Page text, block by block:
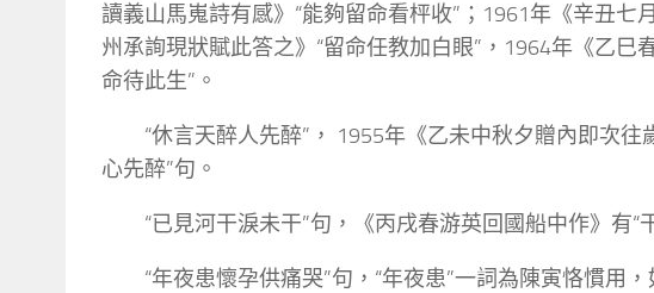
讀義山馬嵬詩有感》“能夠留命看枰收”；1961年《辛丑七
州承詢現狀賦此答之》“留命任教加白眼”，1964年《乙巳
命待此生”。
“休言天醉人先醉”， 1955年《乙未中秋夕贈內即次往
心先醉”句。
“已見河干淚未干”句，《丙戌春游英回國船中作》有“
“年夜患懷孕供痛哭”句，“年夜患”一詞為陳寅恪慣用